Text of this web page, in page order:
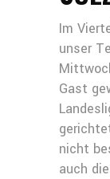
Im
unser
Gast
nicht
auch